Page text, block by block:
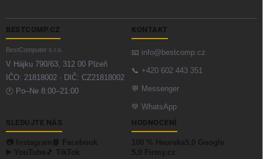
BESTCOMP.CZ
BestComputer s.r.o.
V Hájku 790/63, 312 00 Plzeň
IČO: 21818002 · DIČ: CZ21818002
🕐 Po–Ne 8:00–21:00
KONTAKT
📧 info@bestcomp.cz
📞 +420 602 443 351
💬 Messenger
💚 WhatsApp
SLEDUJTE NÁS HODNOCENÍ